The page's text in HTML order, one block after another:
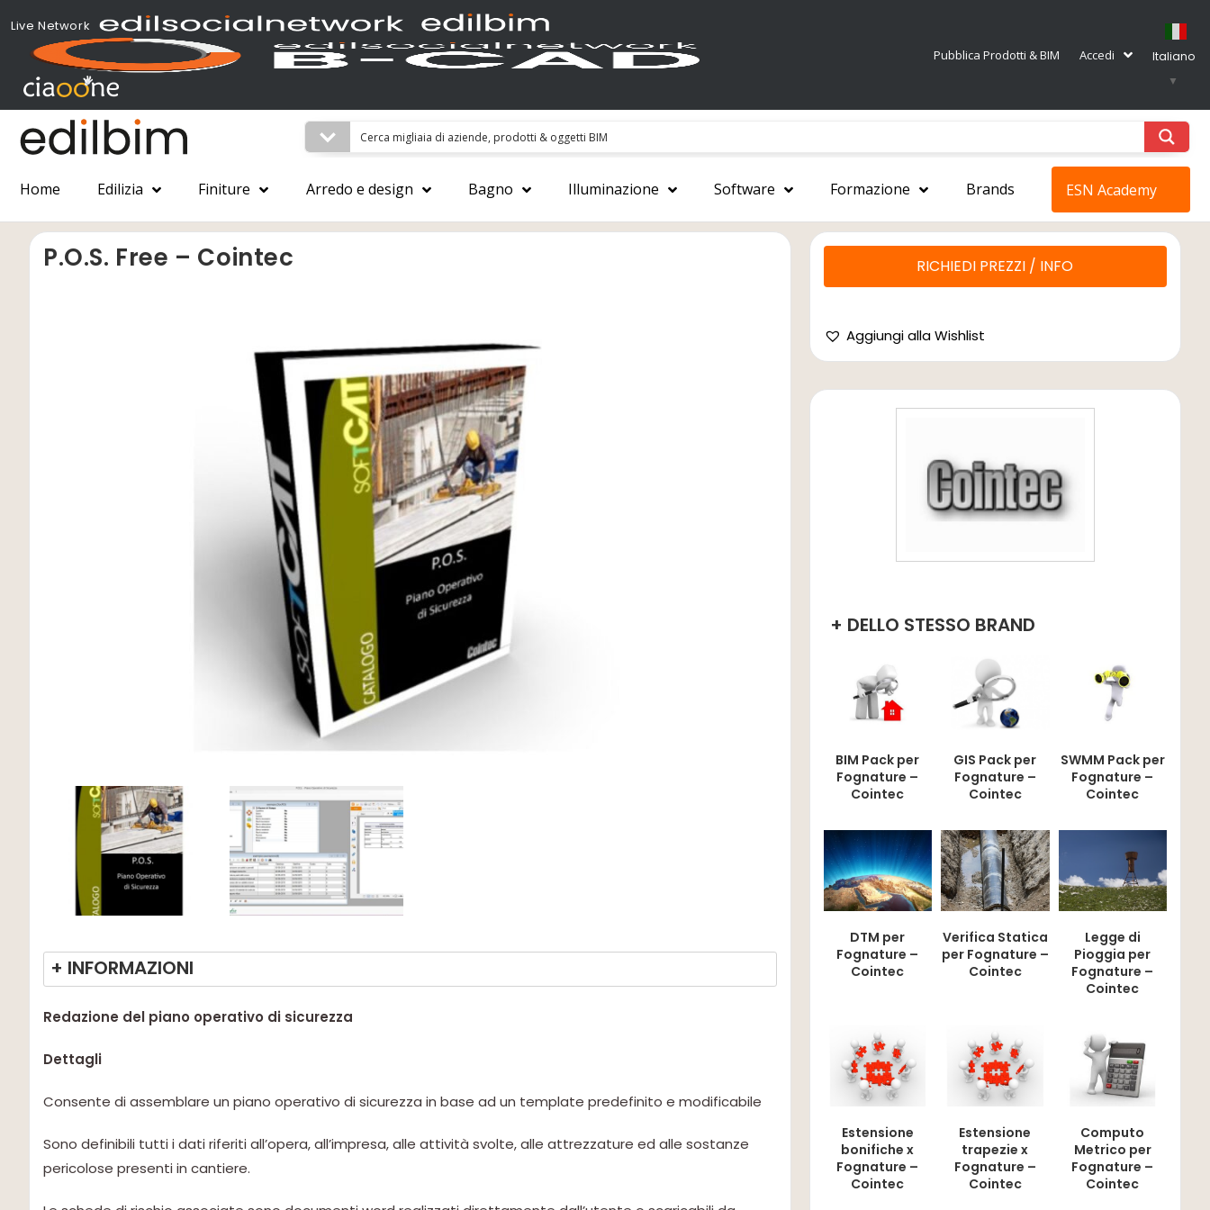
Live Network
Pubblica Prodotti & BIM Accedi
Italiano
▼
Home Edilizia Finiture Arredo e design Bagno Illuminazione Software Formazione Brands ESN Academy
P.O.S. Free – Cointec
+ INFORMAZIONI
Redazione del piano operativo di sicurezza
Dettagli
Consente di assemblare un piano operativo di sicurezza in base ad un template predefinito e modificabile
Sono definibili tutti i dati riferiti all’opera, all’impresa, alle attività svolte, alle attrezzature ed alle sostanze
pericolose presenti in cantiere.
RICHIEDI PREZZI / INFO
Aggiungi alla Wishlist
+ DELLO STESSO BRAND
BIM Pack per
Fognature –
Cointec
GIS Pack per
Fognature –
Cointec
SWMM Pack per
Fognature –
Cointec
DTM per
Fognature –
Cointec
Verifica Statica
per Fognature –
Cointec
Legge di
Pioggia per
Fognature –
Cointec
Estensione
bonifiche x
Fognature –
Cointec
Estensione
trapezie x
Fognature –
Cointec
Computo
Metrico per
Fognature –
Cointec